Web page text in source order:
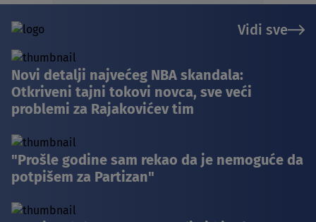
Vidi sve
Novi detalji najvećeg NBA skandala:
Otkriveni tajni tokovi novca, sve veći
problemi za Rajakovićev tim
"Prošle godine sam rekao da je nemoguće da
potpišem za Partizan"